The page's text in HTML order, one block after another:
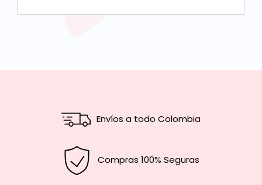
Envíos a todo Colombia
Compras 100% Seguras